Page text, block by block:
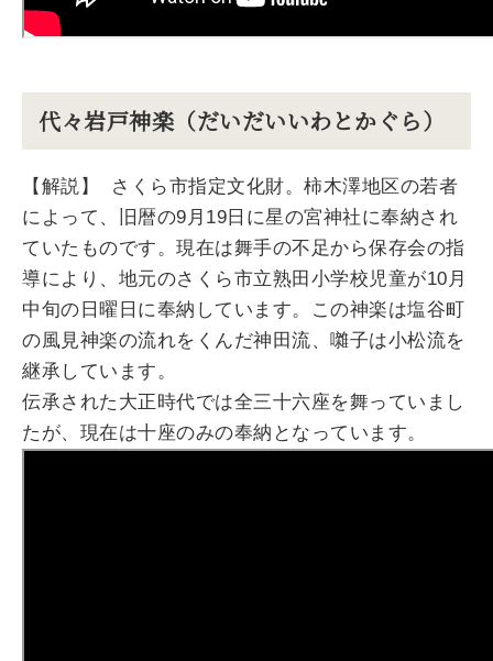
代々岩戸神楽（だいだいいわとかぐら）
【解説】 さくら市指定文化財。柿木澤地区の若者
によって、旧暦の9月19日に星の宮神社に奉納され
ていたものです。現在は舞手の不足から保存会の指
導により、地元のさくら市立熟田小学校児童が10月
中旬の日曜日に奉納しています。この神楽は塩谷町
の風見神楽の流れをくんだ神田流、囃子は小松流を
継承しています。
伝承された大正時代では全三十六座を舞っていまし
たが、現在は十座のみの奉納となっています。